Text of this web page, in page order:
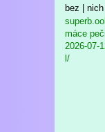
bez |
máce
2026-07-
l/